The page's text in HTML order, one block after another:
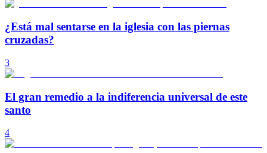
¿Está mal sentarse en la iglesia con las piernas
cruzadas?
3
El gran remedio a la indiferencia universal de este
santo
4